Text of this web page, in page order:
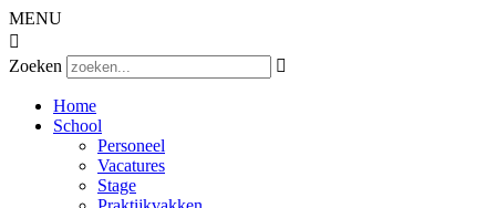
MENU

Zoeken

Home
School
Personeel
Vacatures
Stage